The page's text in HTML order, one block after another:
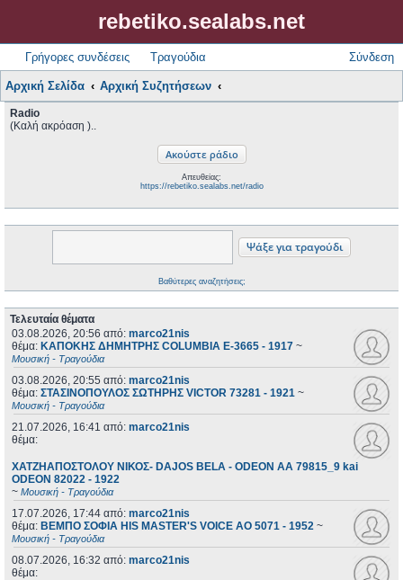
rebetiko.sealabs.net
Γρήγορες συνδέσεις Τραγούδια Σύνδεση
Αρχική Σελίδα Αρχική Συζητήσεων
Radio
(Καλή ακρόαση )..
Απευθείας:
https://rebetiko.sealabs.net/radio
Βαθύτερες αναζητήσεις;
Τελευταία θέματα
03.08.2026, 20:56 από: marco21nis
θέμα: ΚΑΠΟΚΗΣ ΔΗΜΗΤΡΗΣ COLUMBIA E-3665 - 1917 ~
Μουσική - Τραγούδια
03.08.2026, 20:55 από: marco21nis
θέμα: ΣΤΑΣΙΝΟΠΟΥΛΟΣ ΣΩΤΗΡΗΣ VICTOR 73281 - 1921 ~
Μουσική - Τραγούδια
21.07.2026, 16:41 από: marco21nis
θέμα:
ΧΑΤΖΗΑΠΟΣΤΟΛΟΥ ΝΙΚΟΣ- DAJOS BELA - ODEON AA 79815_9 kai
ODEON 82022 - 1922
~ Μουσική - Τραγούδια
17.07.2026, 17:44 από: marco21nis
θέμα: ΒΕΜΠΟ ΣΟΦΙΑ HIS MASTER'S VOICE AO 5071 - 1952 ~
Μουσική - Τραγούδια
08.07.2026, 16:32 από: marco21nis
θέμα: